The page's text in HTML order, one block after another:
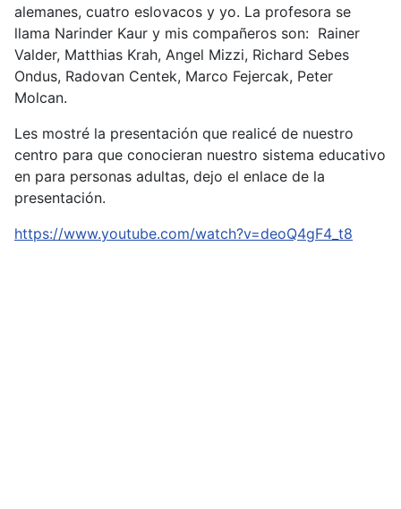
alemanes, cuatro eslovacos y yo. La profesora se
llama Narinder Kaur y mis compañeros son: Rainer
Valder, Matthias Krah, Angel Mizzi, Richard Sebes
Ondus, Radovan Centek, Marco Fejercak, Peter
Molcan.
Les mostré la presentación que realicé de nuestro
centro para que conocieran nuestro sistema educativo
en para personas adultas, dejo el enlace de la
presentación.
https://www.youtube.com/watch?v=deoQ4gF4_t8